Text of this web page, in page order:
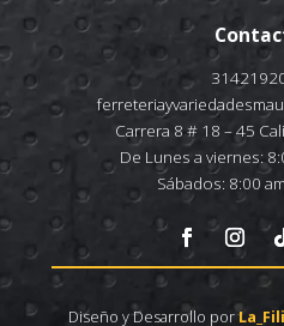
Carrera 8 # 18 – 45
De Lunes a viernes:
Sábados: 8:00
Diseño y Desarrollo por